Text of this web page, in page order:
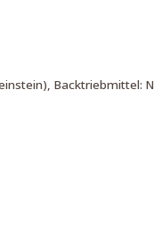
Backtriebmittel: